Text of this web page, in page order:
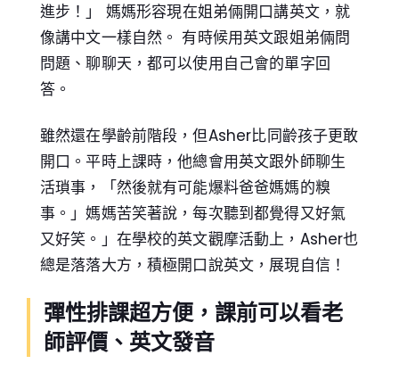
進步！」 媽媽形容現在姐弟倆開口講英文，就
像講中文一樣自然。 有時候用英文跟姐弟倆問
問題、聊聊天，都可以使用自己會的單字回
答。
雖然還在學齡前階段，但Asher比同齡孩子更敢
開口。平時上課時，他總會用英文跟外師聊生
活瑣事，「然後就有可能爆料爸爸媽媽的糗
事。」媽媽苦笑著說，每次聽到都覺得又好氣
又好笑。」在學校的英文觀摩活動上，Asher也
總是落落大方，積極開口說英文，展現自信！
彈性排課超方便，課前可以看老
師評價、英文發音